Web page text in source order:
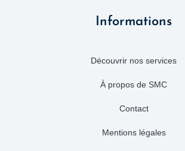
Informations
Découvrir nos services
À propos de SMC
Contact
Mentions légales